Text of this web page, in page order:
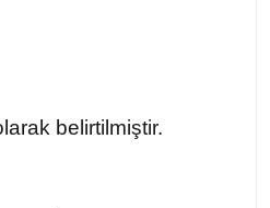
belirtilmiştir.